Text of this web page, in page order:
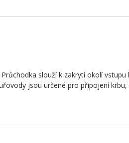
slouží k zakrytí okolí
jsou určené pro připojení